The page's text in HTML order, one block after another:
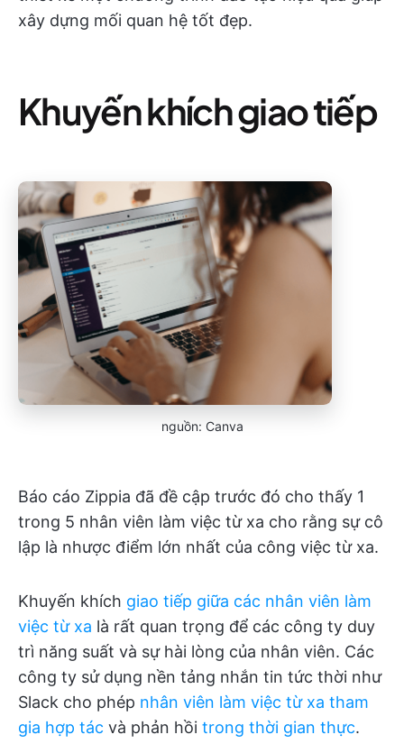
xây dựng mối quan hệ tốt đẹp.
Khuyến khích giao tiếp
nguồn: Canva
Báo cáo Zippia đã đề cập trước đó cho thấy 1
trong 5 nhân viên làm việc từ xa cho rằng sự cô
lập là nhược điểm lớn nhất của công việc từ xa.
Khuyến khích giao tiếp giữa các nhân viên làm
việc từ xa là rất quan trọng để các công ty duy
trì năng suất và sự hài lòng của nhân viên. Các
công ty sử dụng nền tảng nhắn tin tức thời như
Slack cho phép nhân viên làm việc từ xa tham
gia hợp tác và phản hồi trong thời gian thực.